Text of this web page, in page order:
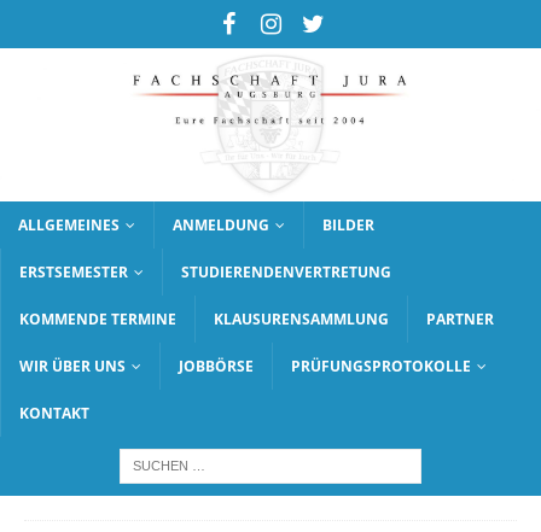
ALLGEMEINES ANMELDUNG BILDER
ERSTSEMESTER STUDIERENDENVERTRETUNG
KOMMENDE TERMINE KLAUSURENSAMMLUNG PARTNER
WIR ÜBER UNS JOBBÖRSE PRÜFUNGSPROTOKOLLE
KONTAKT